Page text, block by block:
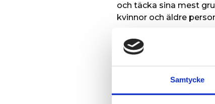
Samtycke
och täcka sina mest
kvinnor och äldre
”Islamic Relief har
betona betydelsen av
där människor lever
vi måste fortsätta